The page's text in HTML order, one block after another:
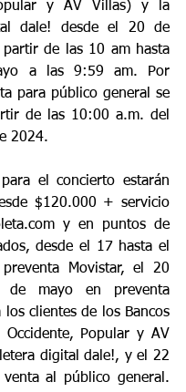
y AV Villas) y la
dale! desde el 20 de
de las 10 am hasta
a las 9:59 am. Por
para público general se
de las 10:00 a.m. del
2024.
el concierto estarán
$120.000 + servicio
y en puntos de
desde el 17 hasta el
Movistar, el 20
mayo en preventa
los clientes de los Bancos
Occidente, Popular y AV
digital dale!, y el 22
al público general.